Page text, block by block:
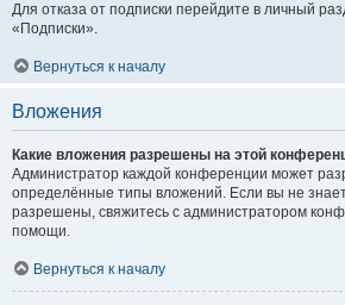
Для отказа от подписки перейдите в личный
«Подписки».
Вернуться к началу
Вложения
Какие вложения разрешены на этой
Администратор каждой конференции может
определённые типы вложений. Если вы не
разрешены, свяжитесь с администратором
помощи.
Вернуться к началу